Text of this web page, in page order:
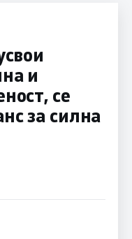
и
се
за силна